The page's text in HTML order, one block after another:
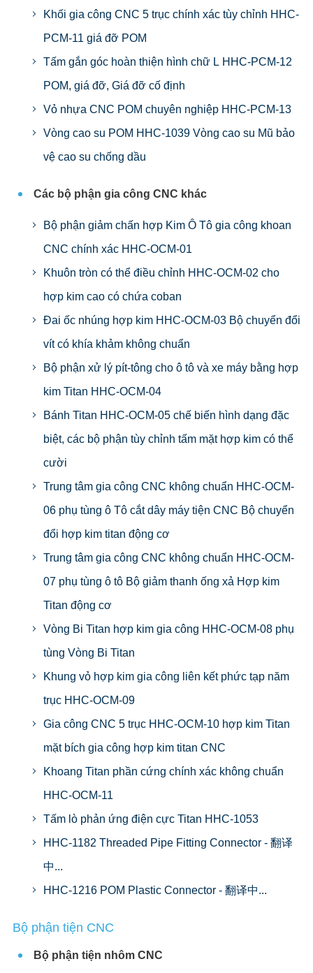
Khối gia công CNC 5 trục chính xác tùy chỉnh HHC-
PCM-11 giá đỡ POM
Tấm gắn góc hoàn thiện hình chữ L HHC-PCM-12
POM, giá đỡ, Giá đỡ cố định
Vỏ nhựa CNC POM chuyên nghiệp HHC-PCM-13
Vòng cao su POM HHC-1039 Vòng cao su Mũ bảo
vệ cao su chống dầu
Các bộ phận gia công CNC khác
Bộ phận giảm chấn hợp Kim Ô Tô gia công khoan
CNC chính xác HHC-OCM-01
Khuôn tròn có thể điều chỉnh HHC-OCM-02 cho
hợp kim cao có chứa coban
Đai ốc nhúng hợp kim HHC-OCM-03 Bộ chuyển đổi
vít có khía khảm không chuẩn
Bộ phận xử lý pít-tông cho ô tô và xe máy bằng hợp
kim Titan HHC-OCM-04
Bánh Titan HHC-OCM-05 chế biến hình dạng đặc
biệt, các bộ phận tùy chỉnh tấm mặt hợp kim có thể
cười
Trung tâm gia công CNC không chuẩn HHC-OCM-
06 phụ tùng ô Tô cắt dây máy tiện CNC Bộ chuyển
đổi hợp kim titan động cơ
Trung tâm gia công CNC không chuẩn HHC-OCM-
07 phụ tùng ô tô Bộ giảm thanh ống xả Hợp kim
Titan động cơ
Vòng Bi Titan hợp kim gia công HHC-OCM-08 phụ
tùng Vòng Bi Titan
Khung vỏ hợp kim gia công liên kết phức tạp năm
trục HHC-OCM-09
Gia công CNC 5 trục HHC-OCM-10 hợp kim Titan
mặt bích gia công hợp kim titan CNC
Khoang Titan phần cứng chính xác không chuẩn
HHC-OCM-11
Tấm lò phản ứng điện cực Titan HHC-1053
HHC-1182 Threaded Pipe Fitting Connector - 翻译
中...
HHC-1216 POM Plastic Connector - 翻译中...
Bộ phận tiện CNC
Bộ phận tiện nhôm CNC